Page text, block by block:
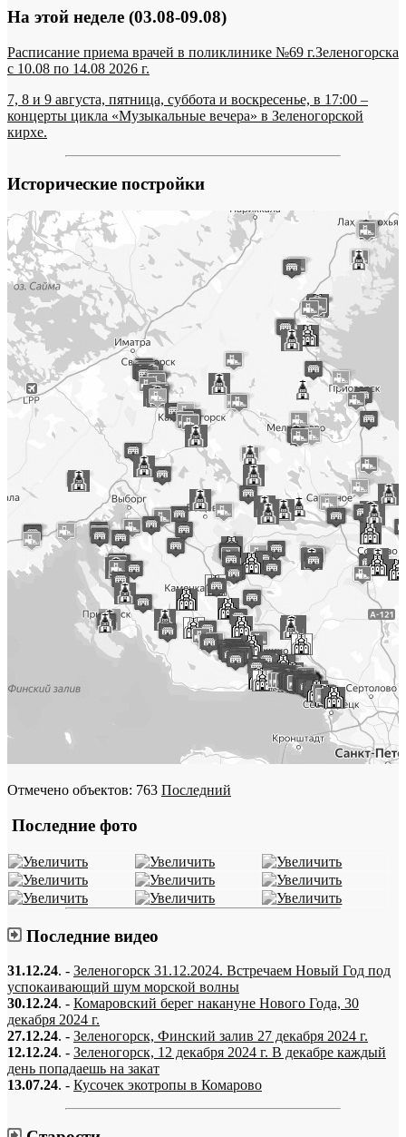
На этой неделе (03.08-09.08)
Расписание приема врачей в поликлинике №69 г.Зеленогорска
c 10.08 по 14.08 2026 г.
7, 8 и 9 августа, пятница, суббота и воскресенье, в 17:00 –
концерты цикла «Музыкальные вечера» в Зеленогорской
кирхе.
Исторические постройки
Отмечено объектов: 763 Последний
Последние фото
Последние видео
31.12.24. - Зеленогорск 31.12.2024. Встречаем Новый Год под
успокаивающий шум морской волны
30.12.24. - Комаровский берег накануне Нового Года, 30
декабря 2024 г.
27.12.24. - Зеленогорск, Финский залив 27 декабря 2024 г.
12.12.24. - Зеленогорск, 12 декабря 2024 г. В декабре каждый
день попадаешь на закат
13.07.24. - Кусочек экотропы в Комарово